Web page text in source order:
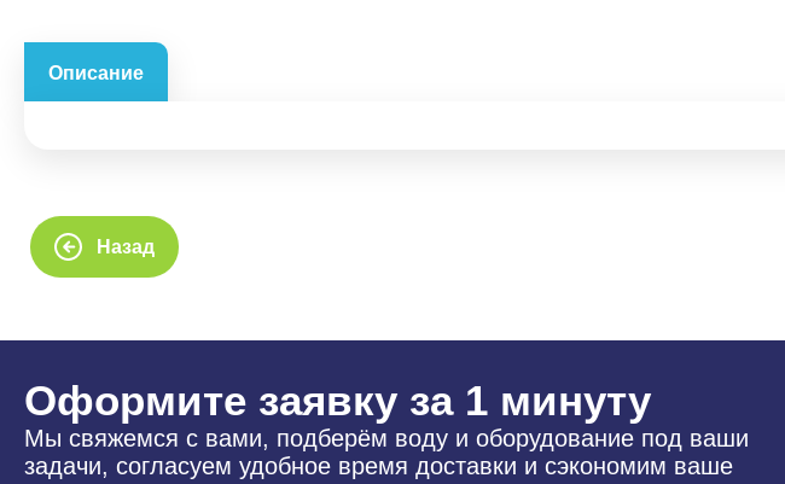
Описание
Назад
Оформите заявку за 1 минуту
Мы свяжемся с вами, подберём воду и оборудование под ваши
задачи, согласуем удобное время доставки и сэкономим ваше